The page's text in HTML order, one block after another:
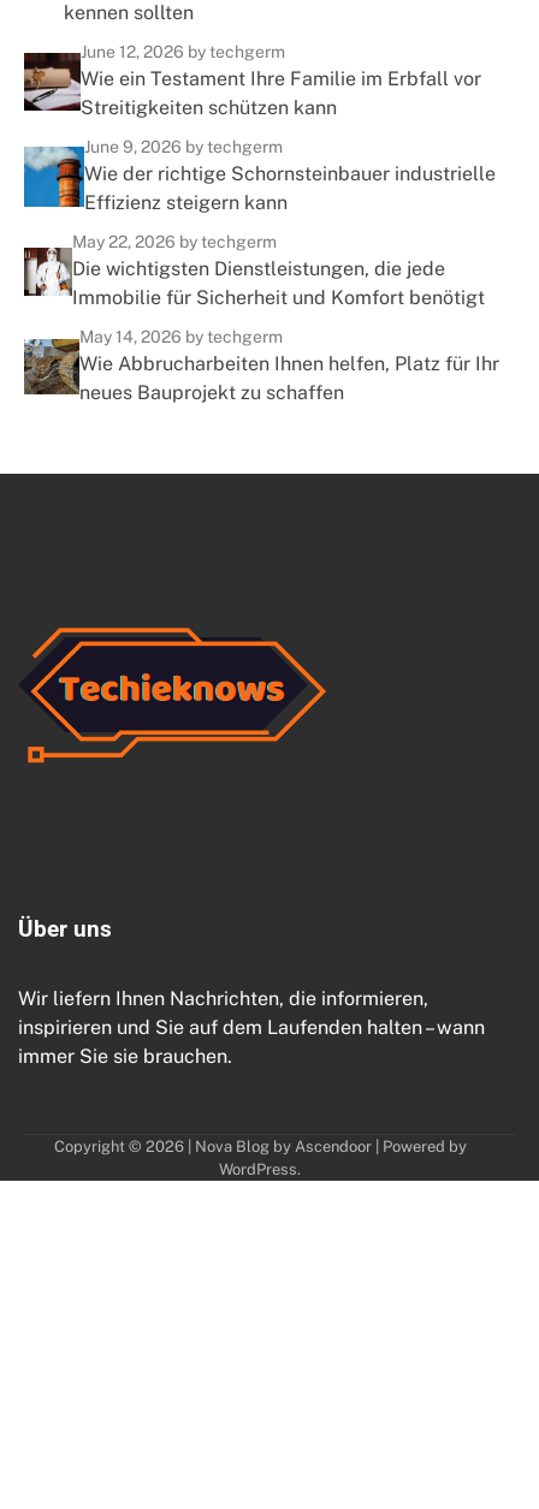
kennen sollten
June 12, 2026 by techgerm
Wie ein Testament Ihre Familie im Erbfall vor
Streitigkeiten schützen kann
June 9, 2026 by techgerm
Wie der richtige Schornsteinbauer industrielle
Effizienz steigern kann
May 22, 2026 by techgerm
Die wichtigsten Dienstleistungen, die jede
Immobilie für Sicherheit und Komfort benötigt
May 14, 2026 by techgerm
Wie Abbrucharbeiten Ihnen helfen, Platz für Ihr
neues Bauprojekt zu schaffen
Über uns
Wir liefern Ihnen Nachrichten, die informieren,
inspirieren und Sie auf dem Laufenden halten – wann
immer Sie sie brauchen.
Copyright © 2026 | Nova Blog by Ascendoor| Powered by
WordPress.